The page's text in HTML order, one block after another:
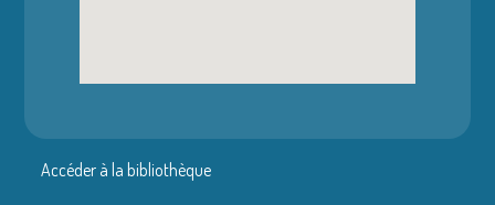
Accéder à la bibliothèque